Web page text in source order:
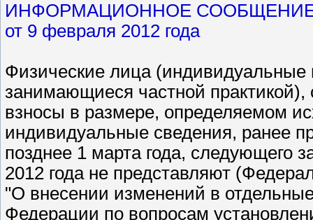
ИНФОРМАЦИОННОЕ
от 9 февраля 2012 года
Физические лица (индивидуальные
занимающиеся частной
взносы в размере, определяемом
индивидуальные сведения, ранее
позднее 1 марта года, следующего
2012 года не представляют
"О внесении изменений в
Федерации по вопросам